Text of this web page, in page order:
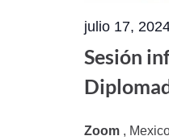
julio 17,
Sesión
Zoom ,